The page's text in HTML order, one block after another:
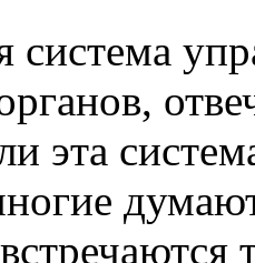
эта